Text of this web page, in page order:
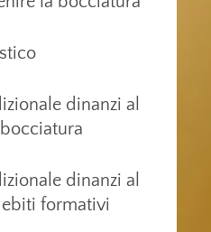
dinanzi al
dinanzi al
formativi